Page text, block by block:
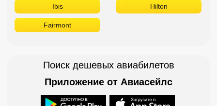
Ibis Hilton
Fairmont
Поиск дешевых авиабилетов
Приложение от Авиасейлс